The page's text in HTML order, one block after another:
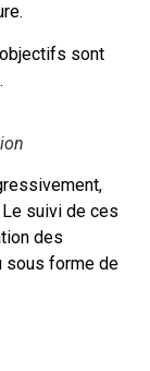
sont
suivi de ces
des
sous forme de